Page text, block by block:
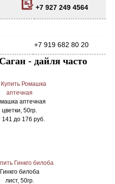
+7 927 249 4564
+7 919 682 80 20
- дайля часто
аптечная
цветки, 50гр.
141 до 176 руб.
Гинкго билоба
лист, 50гр.